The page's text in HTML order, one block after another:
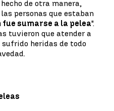
de otra manera,
personas que estaban
fue sumarse a la pelea".
tuvieron que atender a
heridas de todo